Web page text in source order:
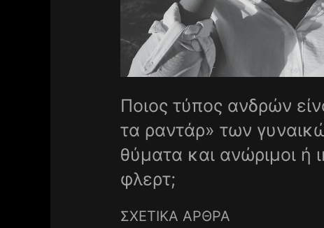
Ποιος τύπος ανδρών
τα ραντάρ» των
θύματα και ανώριμοι ή
φλερτ;
ΣΧΕΤΙΚΑ ΑΡΘΡΑ